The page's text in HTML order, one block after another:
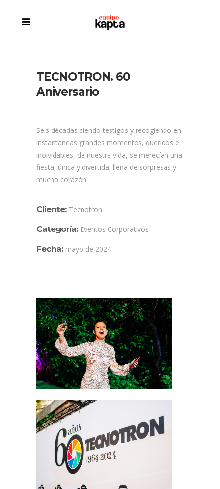
TECNOTRON. 60
Aniversario
Seis décadas siendo testigos y recogiendo en
instantáneas grandes momentos, queridos e
inolvidables, de nuestra vida, se merecían una
fiesta, única y divertida, llena de sorpresas y
mucho corazón.
Cliente: Tecnotron
Categoría: Eventos Corporativos
Fecha: mayo de 2024